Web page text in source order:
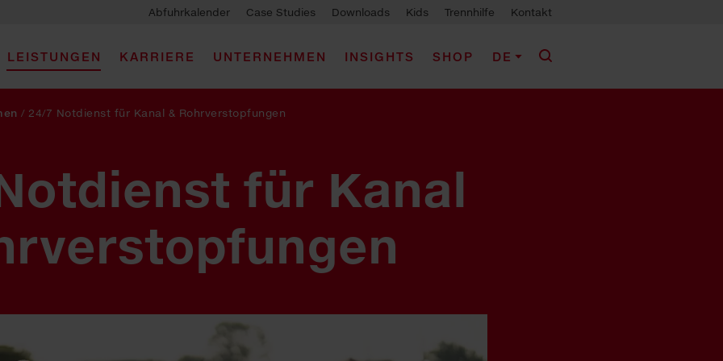
Abfuhrkalender Case Studies Downloads Kids Trennhilfe Kontakt
LEISTUNGEN KARRIERE UNTERNEHMEN INSIGHTS SHOP DE
/ 24/7 Notdienst für Kanal & Rohrverstopfungen
für Kanal